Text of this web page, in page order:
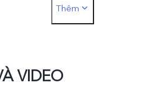
chuyên nghiệp, Toàn
giải cao 50 MP, Video hiển
Thêm
VIDEO